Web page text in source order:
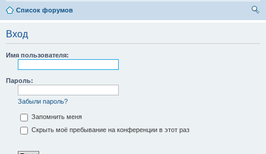
Список форумов
Вход
Имя пользователя:
Пароль:
Забыли пароль?
Запомнить меня
Скрыть моё пребывание на конференции в этот раз